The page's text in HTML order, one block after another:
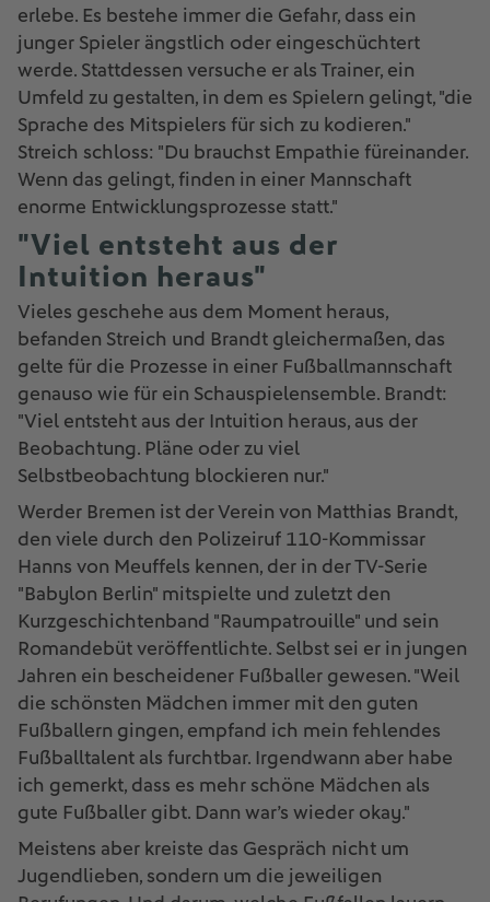
erlebe. Es bestehe immer die Gefahr, dass ein
junger Spieler ängstlich oder eingeschüchtert
werde. Stattdessen versuche er als Trainer, ein
Umfeld zu gestalten, in dem es Spielern gelingt, "die
Sprache des Mitspielers für sich zu kodieren."
Streich schloss: "Du brauchst Empathie füreinander.
Wenn das gelingt, finden in einer Mannschaft
enorme Entwicklungsprozesse statt."
"Viel entsteht aus der
Intuition heraus"
Vieles geschehe aus dem Moment heraus,
befanden Streich und Brandt gleichermaßen, das
gelte für die Prozesse in einer Fußballmannschaft
genauso wie für ein Schauspielensemble. Brandt:
"Viel entsteht aus der Intuition heraus, aus der
Beobachtung. Pläne oder zu viel
Selbstbeobachtung blockieren nur."
Werder Bremen ist der Verein von Matthias Brandt,
den viele durch den Polizeiruf 110-Kommissar
Hanns von Meuffels kennen, der in der TV-Serie
"Babylon Berlin" mitspielte und zuletzt den
Kurzgeschichtenband "Raumpatrouille" und sein
Romandebüt veröffentlichte. Selbst sei er in jungen
Jahren ein bescheidener Fußballer gewesen. "Weil
die schönsten Mädchen immer mit den guten
Fußballern gingen, empfand ich mein fehlendes
Fußballtalent als furchtbar. Irgendwann aber habe
ich gemerkt, dass es mehr schöne Mädchen als
gute Fußballer gibt. Dann war’s wieder okay."
Meistens aber kreiste das Gespräch nicht um
Jugendlieben, sondern um die jeweiligen